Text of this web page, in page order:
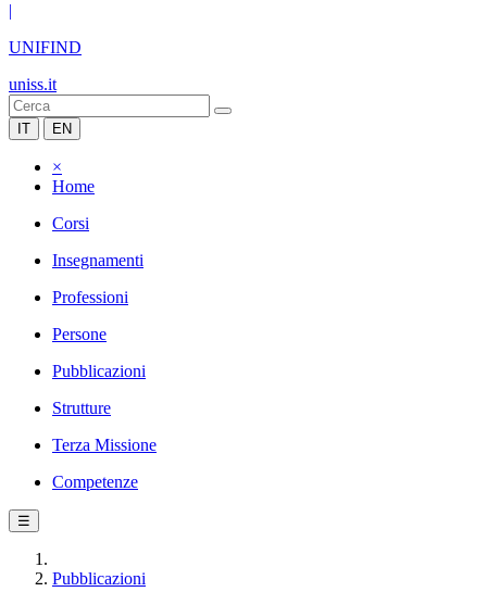
|
UNIFIND
uniss.it
IT EN
×
Home
Corsi
Insegnamenti
Professioni
Persone
Pubblicazioni
Strutture
Terza Missione
Competenze
☰
Pubblicazioni